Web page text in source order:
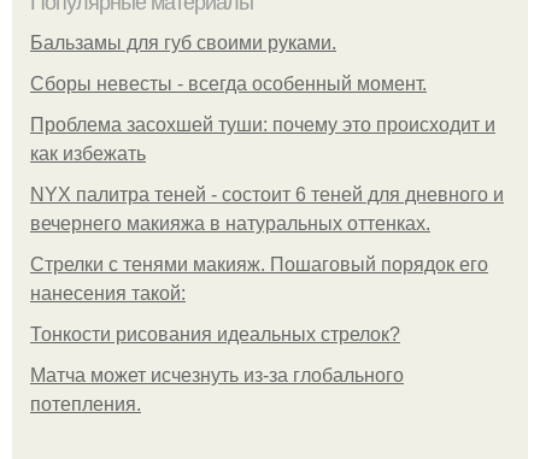
Бальзамы для губ своими руками.
Сборы невесты - всегда особенный момент.
Проблема засохшей туши: почему это происходит и
как избежать
NYX палитра теней - состоит 6 теней для дневного и
вечернего макияжа в натуральных оттенках.
Стрелки с тенями макияж. Пошаговый порядок его
нанесения такой:
Тонкости рисования идеальных стрелок?
Матча может исчезнуть из-за глобального
потепления.